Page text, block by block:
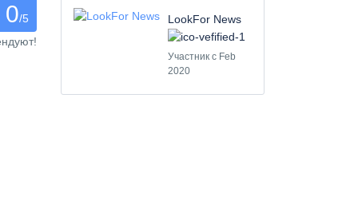
0/5
LookFor News
Участник с Feb
2020